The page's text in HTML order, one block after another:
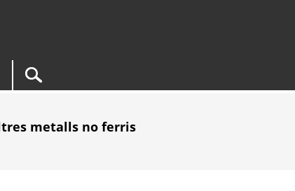
metalls no ferris